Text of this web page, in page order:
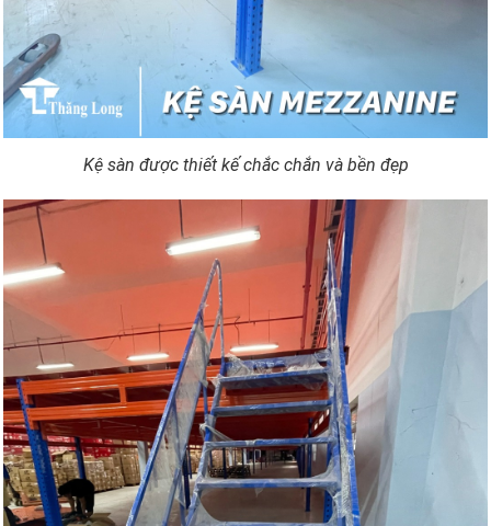
Kệ sàn được thiết kế chắc chắn và bền đẹp